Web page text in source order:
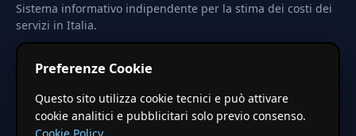
Sistema informativo indipendente per la stima dei costi dei
servizi in Italia.
Le stime pubblicate sono calcolate tramite coefficienti
territoriali regionali applicati a valori base nazionali. Non
costituiscono preventivo ufficiale.
Preferenze Cookie
Questo sito utilizza cookie tecnici e può attivare
cookie analitici e pubblicitari solo previo consenso.